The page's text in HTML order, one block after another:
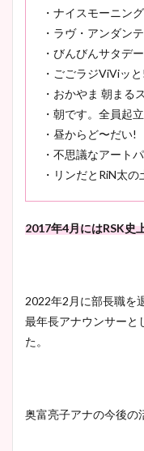
・ナイスモーニング
・ラヴ・アンダンテ
・びんびんサタデ
・ごごラジViViッと!
・おかやま 朝まる
・朝です。全員起
・昼からど〜だい!
・不思議なアート
・リンだとRiN太
2017年4月にはRSK史
2022年2月に部長職を
最年長アナウンサーと
た。
奥富亮子アナの今後の